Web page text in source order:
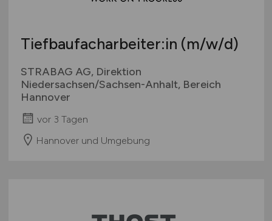
Tiefbaufacharbeiter:in (m/w/d)
STRABAG AG, Direktion
Niedersachsen/Sachsen-Anhalt, Bereich
Hannover
vor 3 Tagen
Hannover und Umgebung